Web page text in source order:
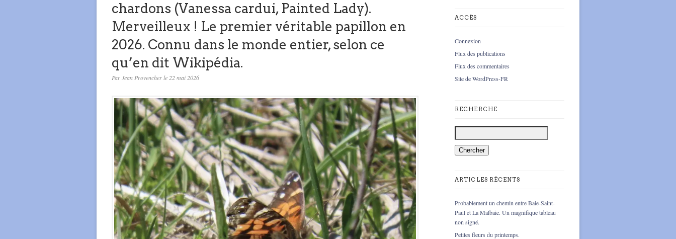
chardons (Vanessa cardui, Painted Lady).
Merveilleux ! Le premier véritable papillon en
2026. Connu dans le monde entier, selon ce
qu’en dit Wikipédia.
Par Jean Provencher le 22 mai 2026
ACCÈS
Connexion
Flux des publications
Flux des commentaires
Site de WordPress-FR
RECHERCHE
ARTICLES RÉCENTS
Probablement un chemin entre Baie-Saint-
Paul et La Malbaie. Un magnifique tableau
non signé.
Petites fleurs du printemps.